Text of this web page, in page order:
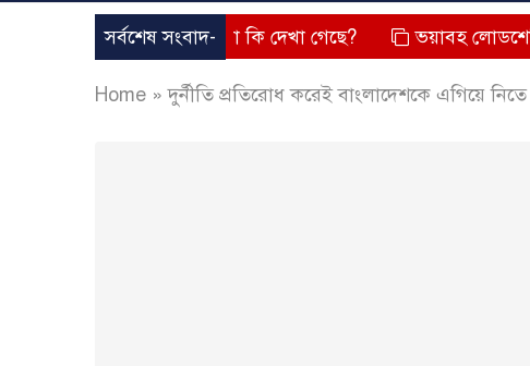
সর্বশেষ সংবাদ-
তার চেহারা কি দেখা গেছে? ভয়াবহ লোডশেডিং, বিদ্যুত –
Home »দুর্নীতি প্রতিরোধ করেই বাংলাদেশকে এগিয়ে